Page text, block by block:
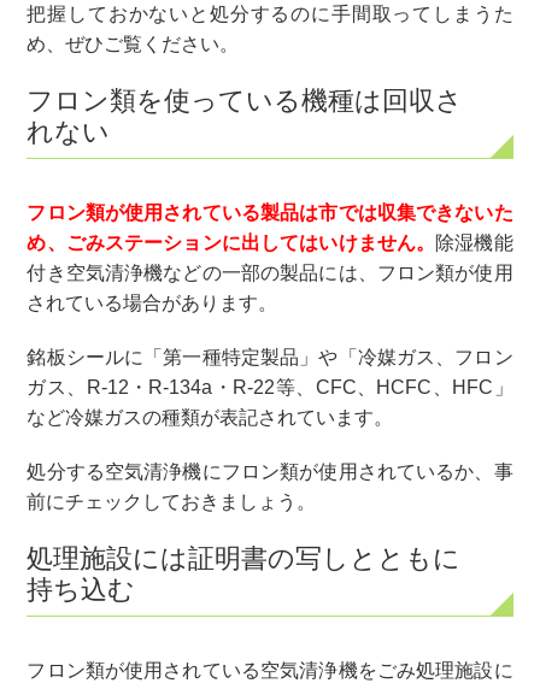
把握しておかないと処分するのに手間取ってしまうた
め、ぜひご覧ください。
フロン類を使っている機種は回収さ
れない
フロン類が使用されている製品は市では収集できないた
め、ごみステーションに出してはいけません。
除湿機能
付き空気清浄機などの一部の製品には、フロン類が使用
されている場合があります。
銘板シールに「第一種特定製品」や「冷媒ガス、フロン
ガス、R-12・R-134a・R-22等、CFC、HCFC、HFC」
など冷媒ガスの種類が表記されています。
処分する空気清浄機にフロン類が使用されているか、事
前にチェックしておきましょう。
処理施設には証明書の写しとともに
持ち込む
フロン類が使用されている空気清浄機をごみ処理施設に